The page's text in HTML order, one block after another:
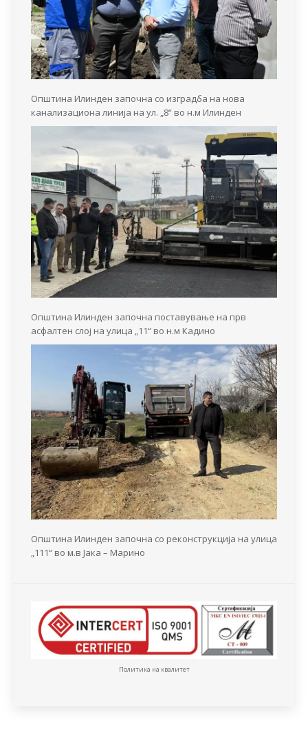
Општина Илинден започна со изградба на нова
канализациона линија на ул. „8“ во н.м Илинден
Општина Илинден започна поставување на прв
асфалтен слој на улица „11“ во н.м Кадино
Општина Илинден започна со реконструкција на улица
„111“ во м.в Јака – Марино
Политика на квалитет